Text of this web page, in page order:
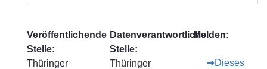
Veröffentlichende
Stelle:
Thüringer
Datenverantwortliche
Stelle:
Thüringer
Melden:
➔Dieses